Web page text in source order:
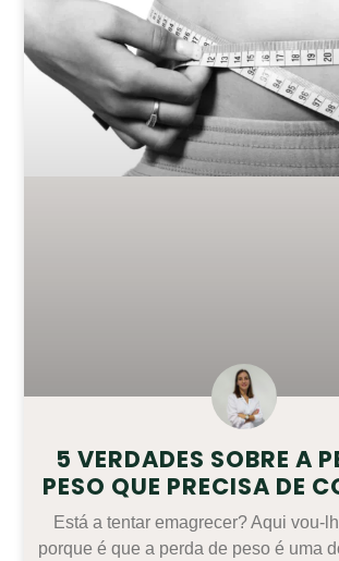
5 VERDADES SOBRE A
PESO QUE PRECISA DE
Está a tentar emagrecer? Aqui vou-
porque é que a perda de peso é uma